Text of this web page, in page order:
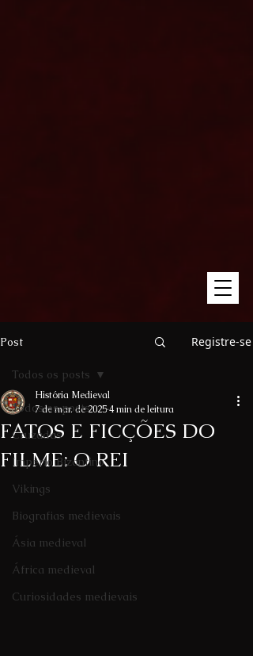
Post Registre-se
Todos os posts
Cruzadas
Império Bizantino
Vikings
Biografias medievais
Ásia medieval
África medieval
Curiosidades medievais
Todos os posts
FATOS E FICÇÕES DO
FILME: O REI
História Medieval
7 de mar. de 20254 min de leitura